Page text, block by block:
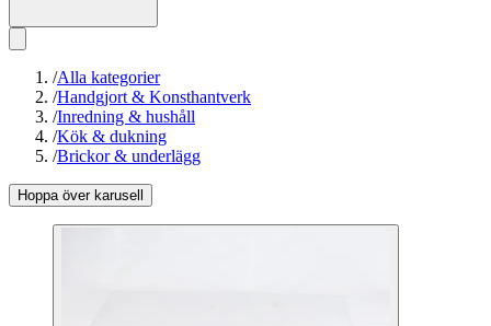
/Alla kategorier
/Handgjort & Konsthantverk
/Inredning & hushåll
/Kök & dukning
/Brickor & underlägg
Hoppa över karusell